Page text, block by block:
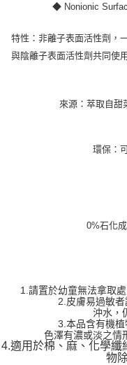
◆Nonionic
特性：非離子表面活性劑，
與陰離子表面活性劑共同使
來源：萃取自甜
環保：
0%石化
1.請置於幼童無法拿取
2.皮膚易過敏者請帶
沖水，
3.本品含有機植物原
色澤有濃或淡之情
4.適用於棉、麻、化學纖
物